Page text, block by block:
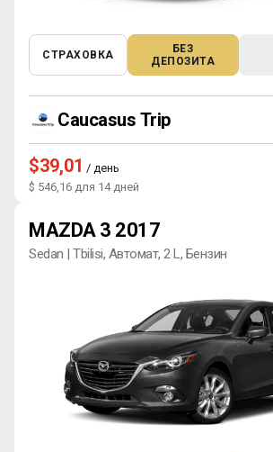
СТРАХОВКА
БЕЗ
ДЕПОЗИТА
Caucasus Trip
$39,01 / день
$ 546,16 для 14 дней
MAZDA 3 2017
Sedan | Tbilisi, Автомат, 2 L, Бензин